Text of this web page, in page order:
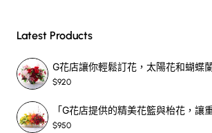
Latest Products
$920
$950